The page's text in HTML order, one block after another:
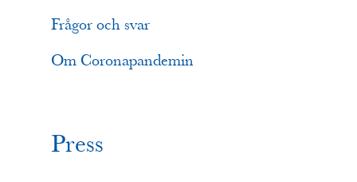
Frågor och svar
Om Coronapandemin
Press